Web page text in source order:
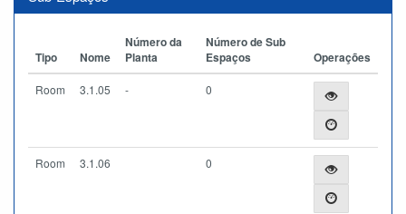
Tipo Nome
Número da
Planta
Número de Sub
Espaços
Operações
Room 3.1.05 - 0
Room 3.1.06 0